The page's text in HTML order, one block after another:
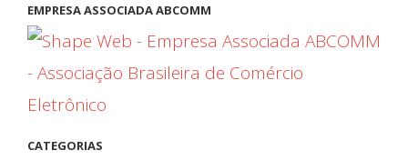
EMPRESA ASSOCIADA ABCOMM
CATEGORIAS